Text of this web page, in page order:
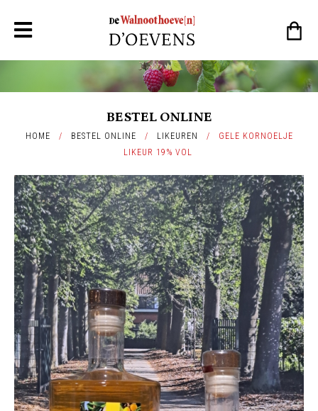
BESTEL ONLINE
HOME / BESTEL ONLINE / LIKEUREN /
GELE KORNOELJE
LIKEUR 19% VOL